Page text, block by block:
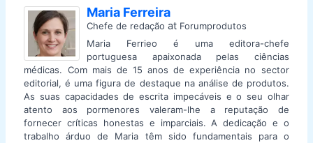
Maria Ferreira
Chefe de redação at Forumprodutos
Maria Ferrieo é uma editora-chefe
portuguesa apaixonada pelas ciências
médicas. Com mais de 15 anos de experiência no sector
editorial, é uma figura de destaque na análise de produtos.
As suas capacidades de escrita impecáveis e o seu olhar
atento aos pormenores valeram-lhe a reputação de
fornecer críticas honestas e imparciais. A dedicação e o
trabalho árduo de Maria têm sido fundamentais para o